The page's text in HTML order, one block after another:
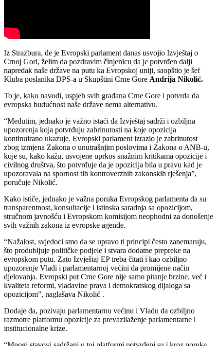
Iz Strazbura, đe je Evropski parlament danas usvojio Izvještaj o
Crnoj Gori, želim da pozdravim činjenicu da je potvrđen dalji
napredak naše države na putu ka Evropskoj uniji, saopštio je šef
Kluba poslanika DPS-a u Skupštini Crne Gore Andrija Nikolić.
To je, kako navodi, uspjeh svih građana Crne Gore i potvrda da
evropska budućnost naše države nema alternativu.
“Međutim, jednako je važno istaći da Izvještaj sadrži i ozbiljna
upozorenja koja potvrđuju zabrinutosti na koje opozicija
kontinuirano ukazuje. Evropski parlament izrazio je zabrinutost
zbog izmjena Zakona o unutrašnjim poslovima i Zakona o ANB-u,
koje su, kako kažu, usvojene uprkos snažnim kritikama opozicije i
civilnog društva, što potvrđuje da je opozicija bila u pravu kad je
upozoravala na spornost tih kontroverznih zakonskih rješenja”,
poručuje Nikolić.
Kako ističe, jednako je važna poruka Evropskog parlamenta da su
transparentnost, konsultacije i istinska saradnja sa opozicijom,
stručnom javnošću i Evropskom komisijom neophodni za donošenje
svih važnih zakona iz evropske agende.
“Nažalost, svjedoci smo da se upravo ti principi često zanemaruju,
što produbljuje političke podjele i stvara dodatne prepreke na
evropskom putu. Zato Izvještaj EP treba čitati i kao ozbiljno
upozorenje Vladi i parlamentarnoj većini da promijene način
djelovanja. Evropski put Crne Gore nije samo pitanje brzine, već i
kvaliteta reformi, vladavine prava i demokratskog dijaloga sa
opozicijom”, naglašava Nikolić .
Dodaje da, pozivaju parlamentarnu većinu i Vladu da ozbiljno
razmotre platformu opozicije za prevazilaženje parlamentarne i
institucionalne krize.